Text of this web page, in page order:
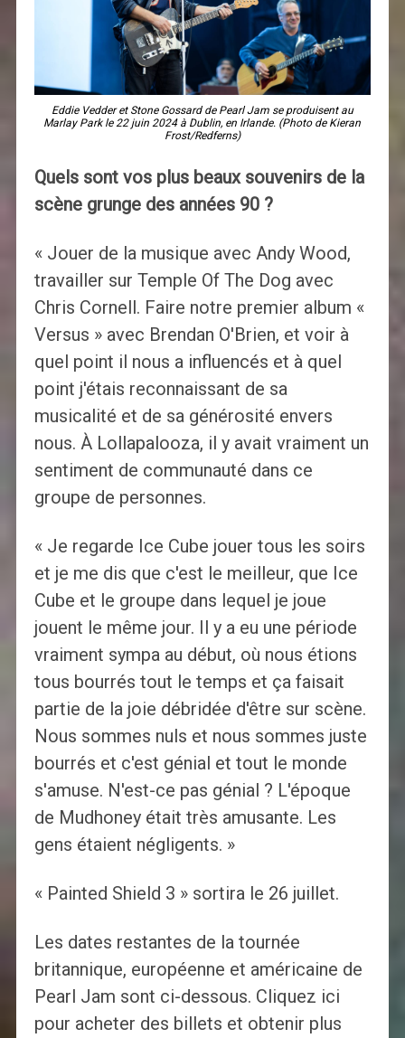
Eddie Vedder et Stone Gossard de Pearl Jam se produisent au
Marlay Park le 22 juin 2024 à Dublin, en Irlande. (Photo de Kieran
Frost/Redferns)
Quels sont vos plus beaux souvenirs de la
scène grunge des années 90 ?
« Jouer de la musique avec Andy Wood,
travailler sur Temple Of The Dog avec
Chris Cornell. Faire notre premier album «
Versus » avec Brendan O'Brien, et voir à
quel point il nous a influencés et à quel
point j'étais reconnaissant de sa
musicalité et de sa générosité envers
nous. À Lollapalooza, il y avait vraiment un
sentiment de communauté dans ce
groupe de personnes.
« Je regarde Ice Cube jouer tous les soirs
et je me dis que c'est le meilleur, que Ice
Cube et le groupe dans lequel je joue
jouent le même jour. Il y a eu une période
vraiment sympa au début, où nous étions
tous bourrés tout le temps et ça faisait
partie de la joie débridée d'être sur scène.
Nous sommes nuls et nous sommes juste
bourrés et c'est génial et tout le monde
s'amuse. N'est-ce pas génial ? L'époque
de Mudhoney était très amusante. Les
gens étaient négligents. »
« Painted Shield 3 » sortira le 26 juillet.
Les dates restantes de la tournée
britannique, européenne et américaine de
Pearl Jam sont ci-dessous. Cliquez ici
pour acheter des billets et obtenir plus